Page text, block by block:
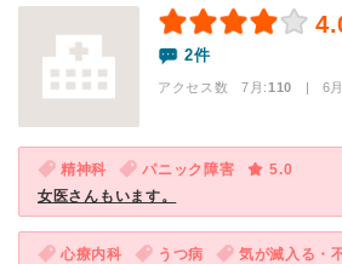
2件
アクセス数 7月:110 | 6
精神科 パニック障害
5.0
女医さんもいます。
心療内科 うつ病 気が滅入る・